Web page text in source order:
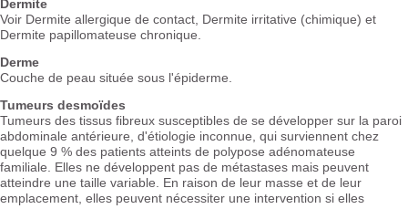
Dermite
Voir Dermite allergique de contact, Dermite irritative (chimique) et
Dermite papillomateuse chronique.
Derme
Couche de peau située sous l'épiderme.
Tumeurs desmoïdes
Tumeurs des tissus fibreux susceptibles de se développer sur la paroi
abdominale antérieure, d'étiologie inconnue, qui surviennent chez
quelque 9 % des patients atteints de polypose adénomateuse
familiale. Elles ne développent pas de métastases mais peuvent
atteindre une taille variable. En raison de leur masse et de leur
emplacement, elles peuvent nécessiter une intervention si elles